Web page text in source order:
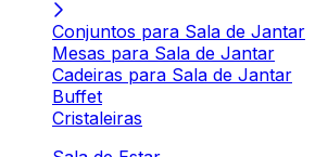
Conjuntos para Sala de Jantar
Mesas para Sala de Jantar
Cadeiras para Sala de Jantar
Buffet
Cristaleiras